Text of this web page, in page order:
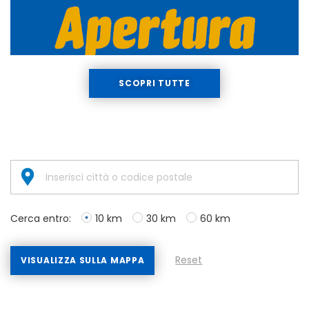
SCOPRI TUTTE
Cerca entro: 10 km 30 km 60 km
VISUALIZZA SULLA MAPPA Reset